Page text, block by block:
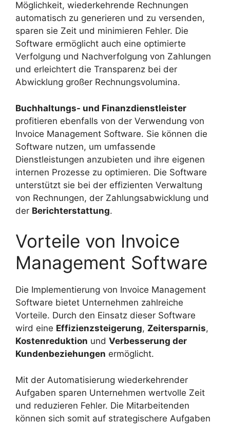
Möglichkeit, wiederkehrende Rechnungen
automatisch zu generieren und zu versenden,
sparen sie Zeit und minimieren Fehler. Die
Software ermöglicht auch eine optimierte
Verfolgung und Nachverfolgung von Zahlungen
und erleichtert die Transparenz bei der
Abwicklung großer Rechnungsvolumina.
Buchhaltungs- und Finanzdienstleister
profitieren ebenfalls von der Verwendung von
Invoice Management Software. Sie können die
Software nutzen, um umfassende
Dienstleistungen anzubieten und ihre eigenen
internen Prozesse zu optimieren. Die Software
unterstützt sie bei der effizienten Verwaltung
von Rechnungen, der Zahlungsabwicklung und
der Berichterstattung.
Vorteile von Invoice
Management Software
Die Implementierung von Invoice Management
Software bietet Unternehmen zahlreiche
Vorteile. Durch den Einsatz dieser Software
wird eine Effizienzsteigerung, Zeitersparnis,
Kostenreduktion und Verbesserung der
Kundenbeziehungen ermöglicht.
Mit der Automatisierung wiederkehrender
Aufgaben sparen Unternehmen wertvolle Zeit
und reduzieren Fehler. Die Mitarbeitenden
können sich somit auf strategischere Aufgaben